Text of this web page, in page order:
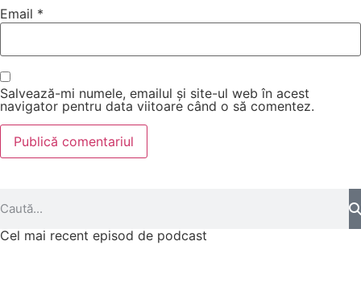
Email *
Salvează-mi numele, emailul și site-ul web în acest
navigator pentru data viitoare când o să comentez.
Cel mai recent episod de podcast